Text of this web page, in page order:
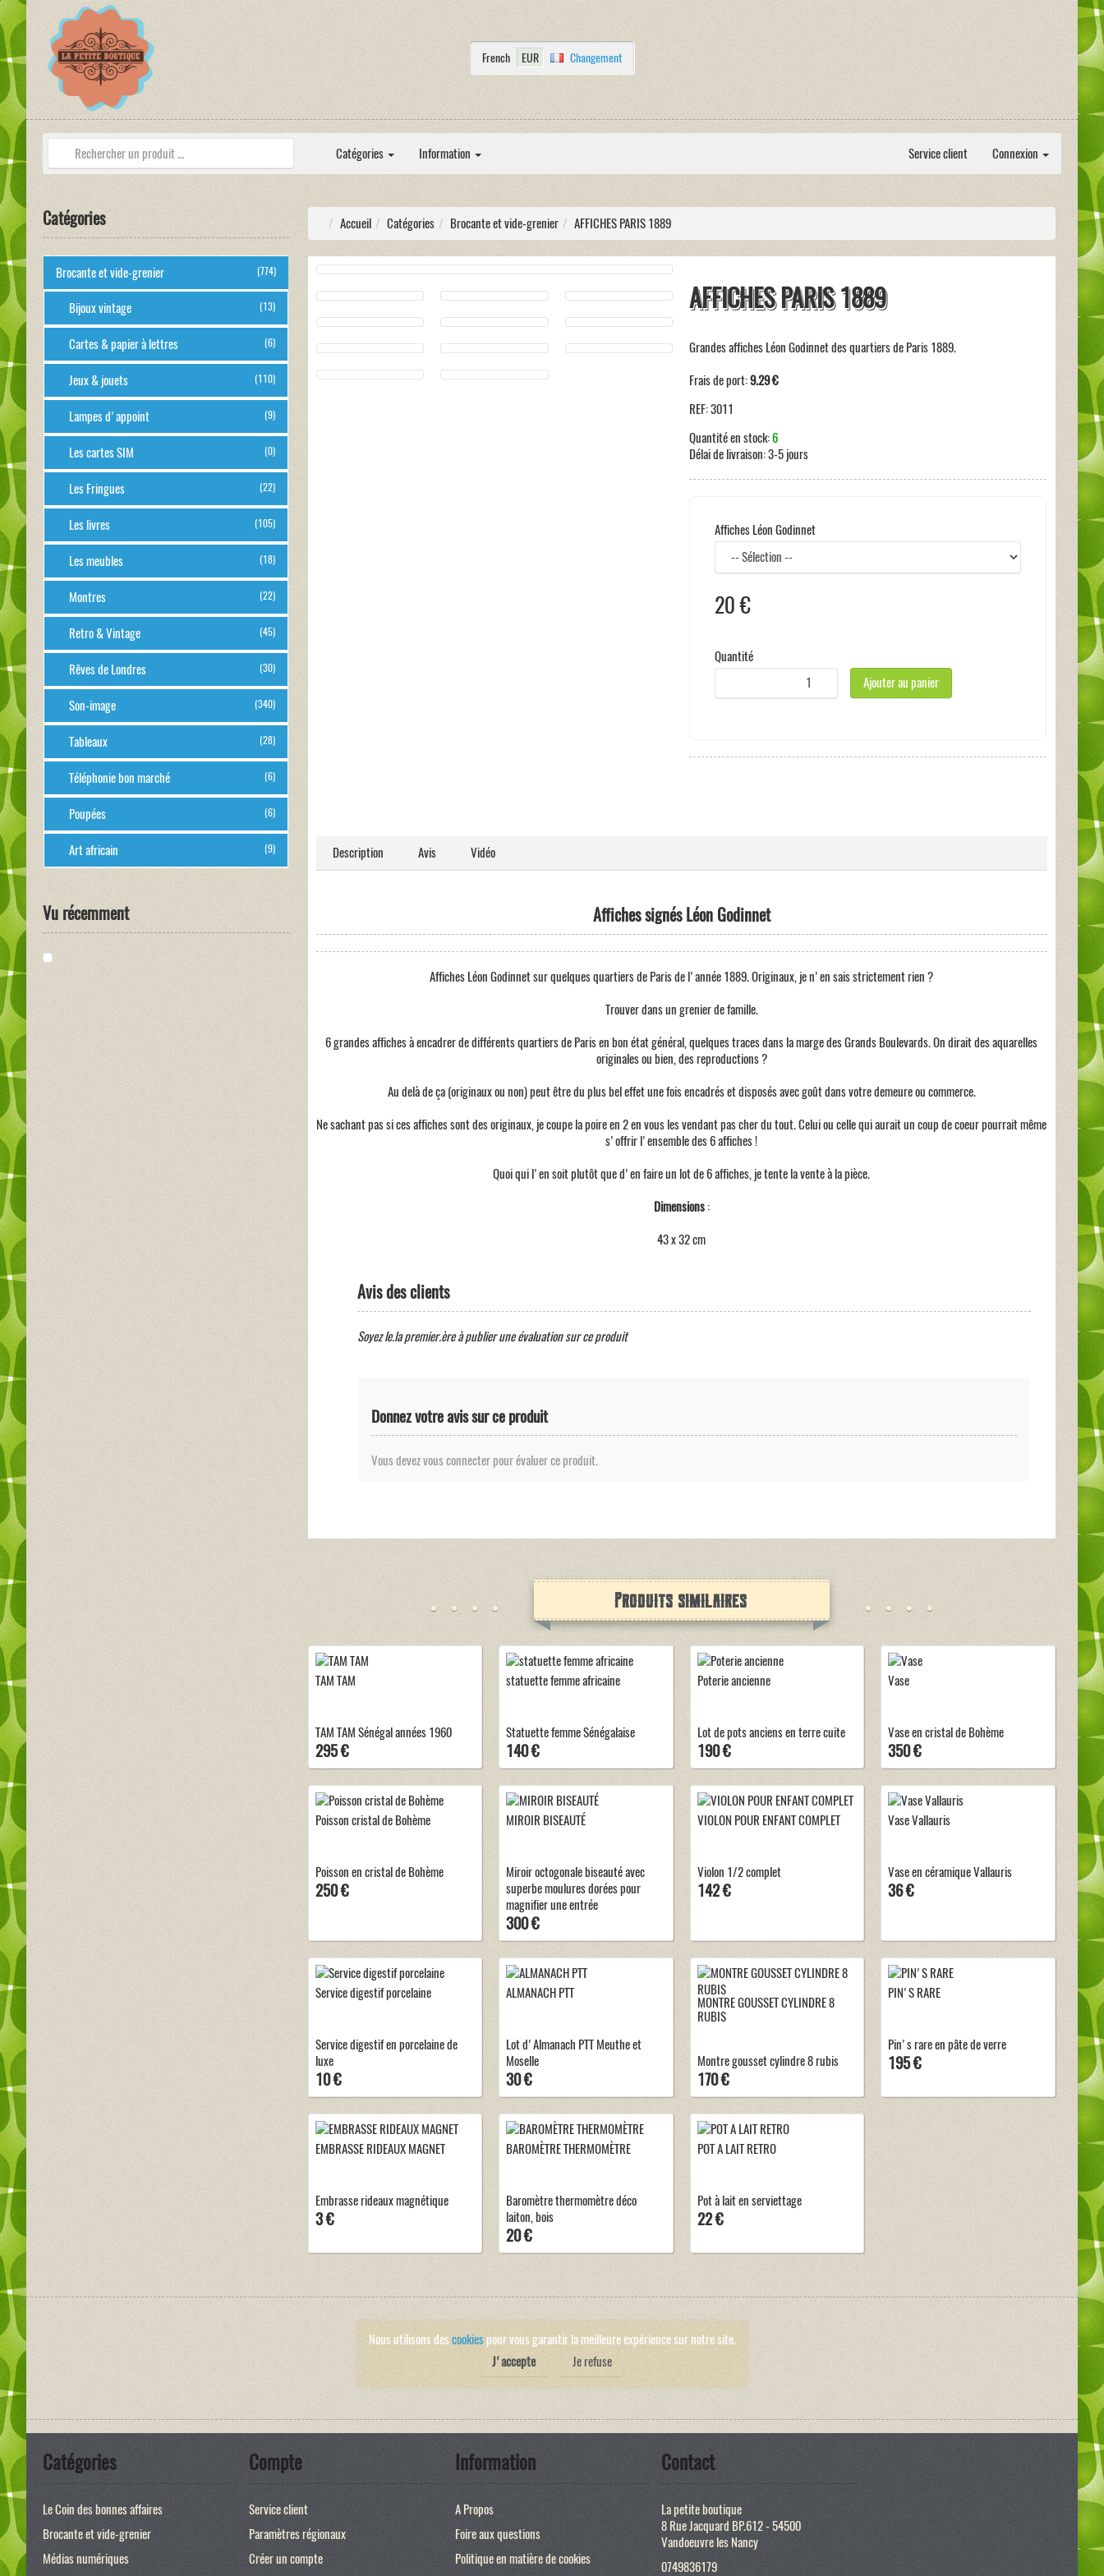
French EUR Changement
Catégories Information Service client Connexion
Catégories
Brocante et vide-grenier (774)
Bijoux vintage (13)
Cartes & papier à lettres (6)
Jeux & jouets (110)
Lampes d'appoint (9)
Les cartes SIM (0)
Les Fringues (22)
Les livres (105)
Les meubles (18)
Montres (22)
Retro & Vintage (45)
Rêves de Londres (30)
Son-image (340)
Tableaux (28)
Téléphonie bon marché (6)
Poupées (6)
Art africain (9)
Vu récemment
Accueil Catégories Brocante et vide-grenier AFFICHES PARIS 1889
AFFICHES PARIS 1889
Grandes affiches Léon Godinnet des quartiers de Paris 1889.
Frais de port:9.29 €
REF:3011
Quantité en stock:6
Délai de livraison:3-5 jours
Affiches Léon Godinnet
20 €
Quantité
Ajouter au panier
Description Avis Vidéo
Affiches signés Léon Godinnet
Affiches Léon Godinnet sur quelques quartiers de Paris de l'année 1889. Originaux, je n'en sais strictement rien ?
Trouver dans un grenier de famille.
6 grandes affiches à encadrer de différents quartiers de Paris en bon état général, quelques traces dans la marge des Grands Boulevards. On dirait des aquarelles
originales ou bien, des reproductions ?
Au delà de ça (originaux ou non) peut être du plus bel effet une fois encadrés et disposés avec goût dans votre demeure ou commerce.
Ne sachant pas si ces affiches sont des originaux, je coupe la poire en 2 en vous les vendant pas cher du tout. Celui ou celle qui aurait un coup de coeur pourrait même
s'offrir l'ensemble des 6 affiches !
Quoi qui l'en soit plutôt que d'en faire un lot de 6 affiches, je tente la vente à la pièce.
Dimensions :
43 x 32 cm
Avis des clients
Soyez le.la premier.ère à publier une évaluation sur ce produit
Donnez votre avis sur ce produit
Vous devez vous connecter pour évaluer ce produit.
Produits similaires
TAM TAM
TAM TAM Sénégal années 1960
295 €
statuette femme africaine
Statuette femme Sénégalaise
140 €
Poterie ancienne
Lot de pots anciens en terre cuite
190 €
Vase
Vase en cristal de Bohème
350 €
Poisson cristal de Bohème
Poisson en cristal de Bohème
250 €
MIROIR BISEAUTÉ
Miroir octogonale biseauté avec
superbe moulures dorées pour
magnifier une entrée
300 €
VIOLON POUR ENFANT COMPLET
Violon 1/2 complet
142 €
Vase Vallauris
Vase en céramique Vallauris
36 €
Service digestif porcelaine
Service digestif en porcelaine de
luxe
10 €
ALMANACH PTT
Lot d'Almanach PTT Meuthe et
Moselle
30 €
MONTRE GOUSSET CYLINDRE 8
RUBIS
Montre gousset cylindre 8 rubis
170 €
PIN'S RARE
Pin's rare en pâte de verre
195 €
EMBRASSE RIDEAUX MAGNET
Embrasse rideaux magnétique
3 €
BAROMÈTRE THERMOMÈTRE
Baromètre thermomètre déco
laiton, bois
20 €
POT A LAIT RETRO
Pot à lait en serviettage
22 €
Nous utilisons des cookiespour vous garantir la meilleure expérience sur notre site.
J'accepte
Je refuse
Catégories
Le Coin des bonnes affaires
Brocante et vide-grenier
Médias numériques
Compte
Service client
Paramètres régionaux
Créer un compte
Information
A Propos
Foire aux questions
Politique en matière de cookies
Contact
La petite boutique
8 Rue Jacquard BP.612 - 54500
Vandoeuvre les Nancy
0749836179